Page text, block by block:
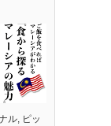
ル, ピッ